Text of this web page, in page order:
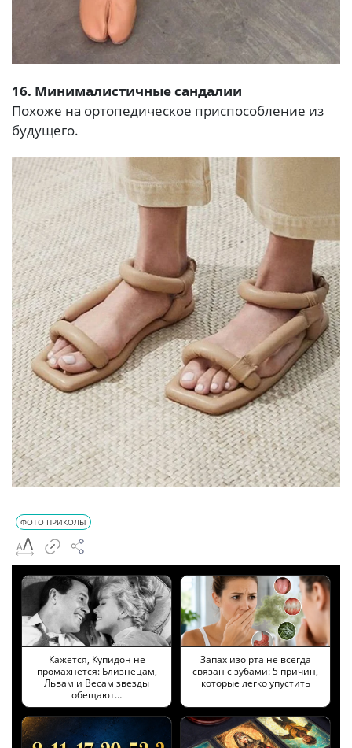
16. Минималистичные сандалии
Похоже на ортопедическое приспособление из
будущего.
ФОТО ПРИКОЛЫ
Кажется, Купидон не
промахнется: Близнецам,
Львам и Весам звезды
обещают…
Запах изо рта не всегда
связан с зубами: 5 причин,
которые легко упустить